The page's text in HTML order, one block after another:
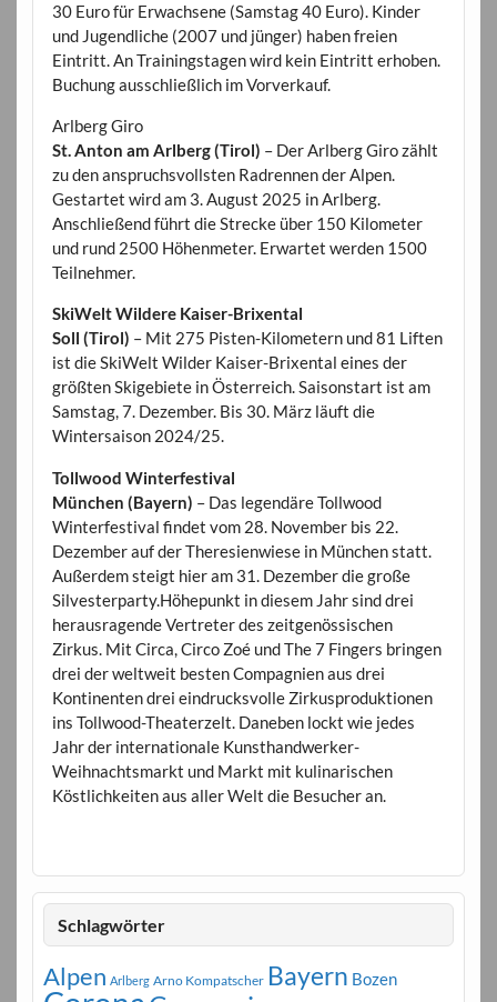
30 Euro für Erwachsene (Samstag 40 Euro). Kinder
und Jugendliche (2007 und jünger) haben freien
Eintritt. An Trainingstagen wird kein Eintritt erhoben.
Buchung ausschließlich im Vorverkauf.
Arlberg Giro
St. Anton am Arlberg (Tirol) – Der Arlberg Giro zählt
zu den anspruchsvollsten Radrennen der Alpen.
Gestartet wird am 3. August 2025 in Arlberg.
Anschließend führt die Strecke über 150 Kilometer
und rund 2500 Höhenmeter. Erwartet werden 1500
Teilnehmer.
SkiWelt Wildere Kaiser-Brixental
Soll (Tirol) – Mit 275 Pisten-Kilometern und 81 Liften
ist die SkiWelt Wilder Kaiser-Brixental eines der
größten Skigebiete in Österreich. Saisonstart ist am
Samstag, 7. Dezember. Bis 30. März läuft die
Wintersaison 2024/25.
Tollwood Winterfestival
München (Bayern) – Das legendäre Tollwood
Winterfestival findet vom 28. November bis 22.
Dezember auf der Theresienwiese in München statt.
Außerdem steigt hier am 31. Dezember die große
Silvesterparty.Höhepunkt in diesem Jahr sind drei
herausragende Vertreter des zeitgenössischen
Zirkus. Mit Circa, Circo Zoé und The 7 Fingers bringen
drei der weltweit besten Compagnien aus drei
Kontinenten drei eindrucksvolle Zirkusproduktionen
ins Tollwood-Theaterzelt. Daneben lockt wie jedes
Jahr der internationale Kunsthandwerker-
Weihnachtsmarkt und Markt mit kulinarischen
Köstlichkeiten aus aller Welt die Besucher an.
Schlagwörter
Alpen Arlberg Arno Kompatscher Bayern Bozen